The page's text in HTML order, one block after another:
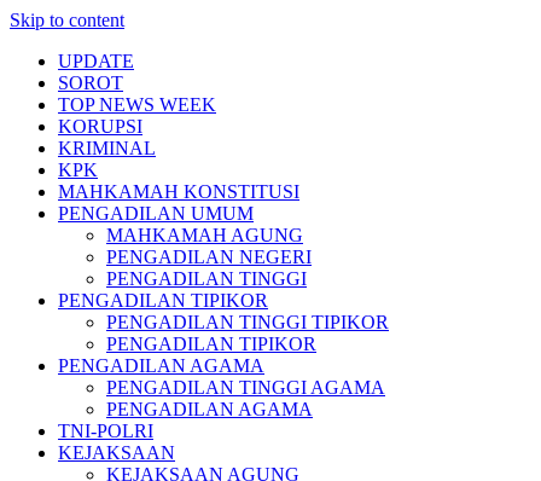
Skip to content
UPDATE
SOROT
TOP NEWS WEEK
KORUPSI
KRIMINAL
KPK
MAHKAMAH KONSTITUSI
PENGADILAN UMUM
MAHKAMAH AGUNG
PENGADILAN NEGERI
PENGADILAN TINGGI
PENGADILAN TIPIKOR
PENGADILAN TINGGI TIPIKOR
PENGADILAN TIPIKOR
PENGADILAN AGAMA
PENGADILAN TINGGI AGAMA
PENGADILAN AGAMA
TNI-POLRI
KEJAKSAAN
KEJAKSAAN AGUNG